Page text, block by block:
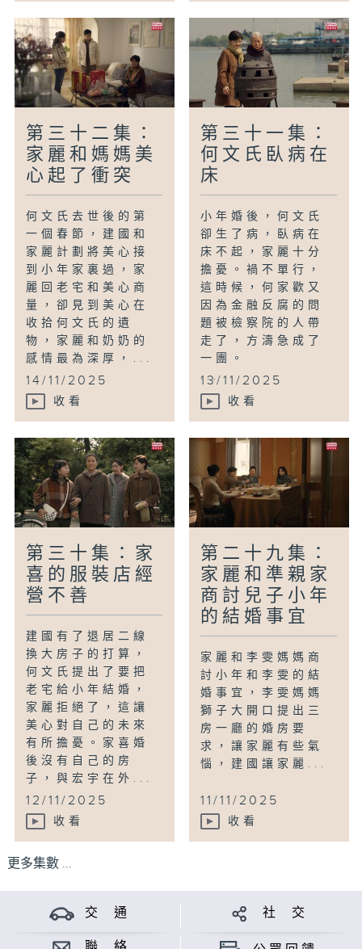
第三十二集：
家麗和媽媽美
心起了衝突
何文氏去世後的第
一個春節，建國和
家麗計劃將美心接
到小年家裏過，家
麗回老宅和美心商
量，卻見到美心在
收拾何文氏的遺
物，家麗和奶奶的
感情最為深厚，...
14/11/2025
收看
第三十一集：
何文氏臥病在
床
小年婚後，何文氏
卻生了病，臥病在
床不起，家麗十分
擔憂。禍不單行，
這時候，何家歡又
因為金融反腐的問
題被檢察院的人帶
走了，方濤急成了
一團。
...
13/11/2025
收看
第三十集：家
喜的服裝店經
營不善
建國有了退居二線
換大房子的打算，
何文氏提出了要把
老宅給小年結婚，
家麗拒絕了，這讓
美心對自己的未來
有所擔憂。家喜婚
後沒有自己的房
子，與宏宇在外...
12/11/2025
收看
第二十九集：
家麗和準親家
商討兒子小年
的結婚事宜
家麗和李雯媽媽商
討小年和李雯的結
婚事宜，李雯媽媽
獅子大開口提出三
房一廳的婚房要
求，讓家麗有些氣
惱，建國讓家麗...
11/11/2025
收看
更多集數 ...
交 通 社 交